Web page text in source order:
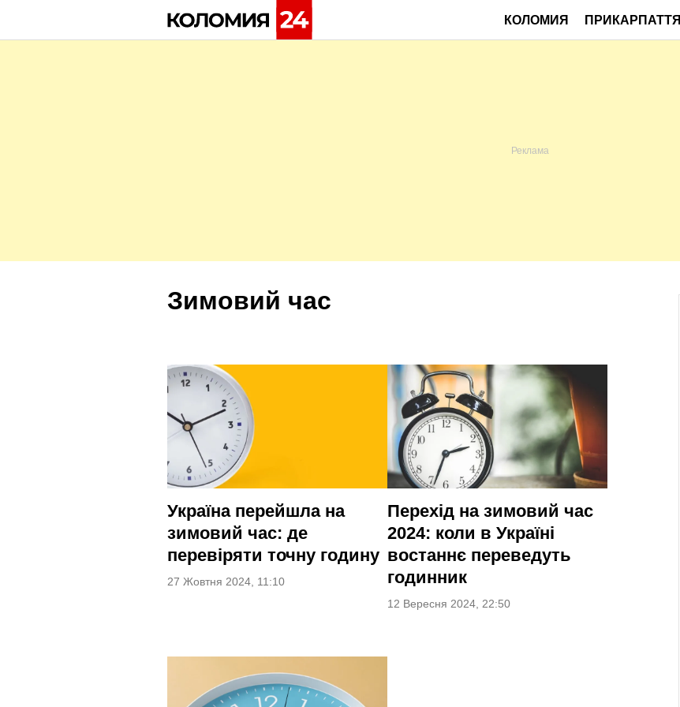
КОЛОМИЯ ПРИКАРПАТТЯ
Зимовий час
Україна перейшла на
зимовий час: де
перевіряти точну годину
27 Жовтня 2024, 11:10
Перехід на зимовий час
2024: коли в Україні
востаннє переведуть
годинник
12 Вересня 2024, 22:50